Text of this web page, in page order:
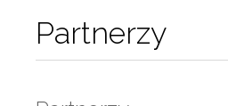
Partnerzy